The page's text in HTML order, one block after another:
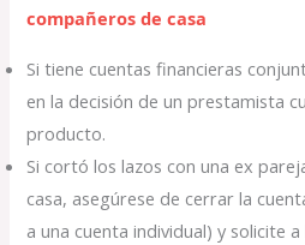
compañeros de casa
Si tiene cuentas financieras
en la decisión de un prestamista
producto.
Si cortó los lazos con una ex
casa, asegúrese de cerrar la
a una cuenta individual) y solicite